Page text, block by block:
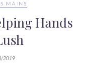
MAINS
Hands
2019